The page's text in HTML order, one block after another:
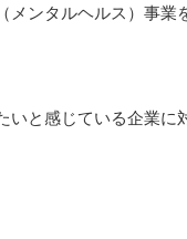
ンタルヘルス）事業
と感じている企業に